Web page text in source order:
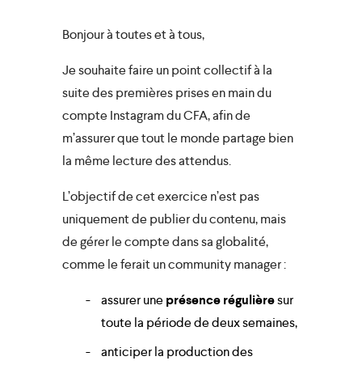
Bonjour à toutes et à tous,
Je souhaite faire un point collectif à la
suite des premières prises en main du
compte Instagram du CFA, afin de
m’assurer que tout le monde partage bien
la même lecture des attendus.
L’objectif de cet exercice n’est pas
uniquement de publier du contenu, mais
degérer le compte dans sa globalité,
comme le ferait un community manager :
assurer une présence régulièresur
toute la période de deux semaines,
anticiper la production des